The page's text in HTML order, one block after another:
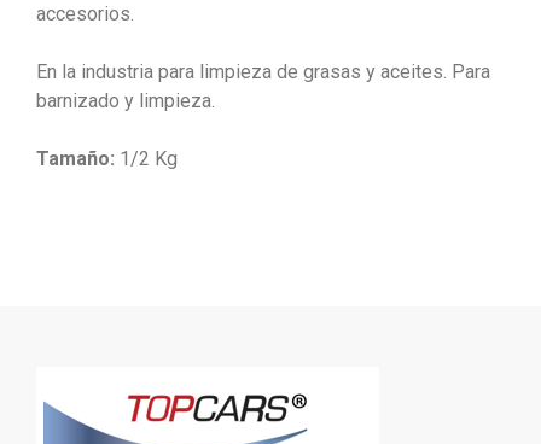
accesorios.
En la industria para limpieza de grasas y aceites. Para
barnizado y limpieza.
Tamaño: 1/2 Kg